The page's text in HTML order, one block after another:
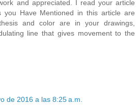
and appreciated. I read your article
you Have Mentioned in this article are
and color are in your drawings,
line that gives movement to the
de 2016 a las 8:25 a.m.